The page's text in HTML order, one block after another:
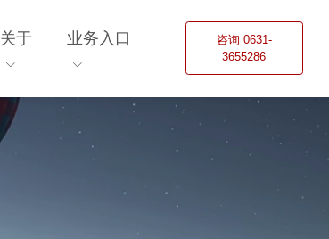
关于 业务入口
咨询 0631-
3655286